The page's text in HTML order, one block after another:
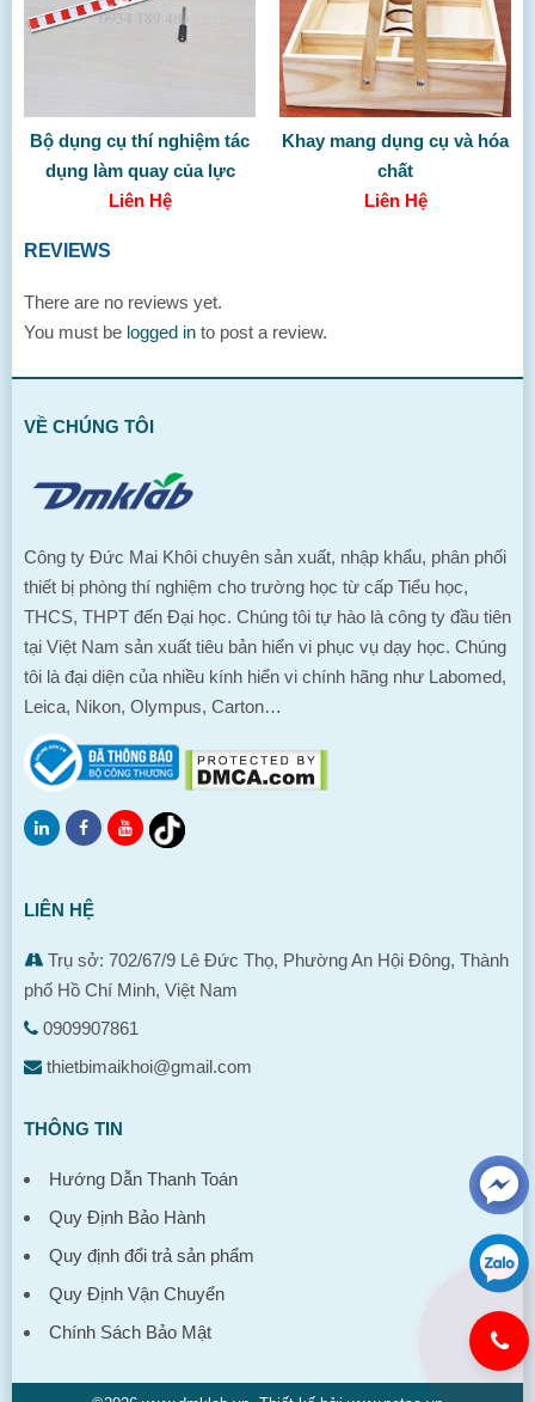
Bộ dụng cụ thí nghiệm tác
dụng làm quay của lực
(Không gồm TBDC)
Liên Hệ
Khay mang dụng cụ và hóa
chất
Liên Hệ
REVIEWS
There are no reviews yet.
You must be logged in to post a review.
VỀ CHÚNG TÔI
Công ty Đức Mai Khôi chuyên sản xuất, nhập khẩu, phân phối
thiết bị phòng thí nghiệm cho trường học từ cấp Tiểu học,
THCS, THPT đến Đại học. Chúng tôi tự hào là công ty đầu tiên
tại Việt Nam sản xuất tiêu bản hiển vi phục vụ dạy học. Chúng
tôi là đại diện của nhiều kính hiển vi chính hãng như Labomed,
Leica, Nikon, Olympus, Carton…
LIÊN HỆ
Trụ sở: 702/67/9 Lê Đức Thọ, Phường An Hội Đông, Thành
phố Hồ Chí Minh, Việt Nam
0909907861
thietbimaikhoi@gmail.com
THÔNG TIN
Hướng Dẫn Thanh Toán
Quy Định Bảo Hành
Quy định đổi trả sản phẩm
Quy Định Vận Chuyển
Chính Sách Bảo Mật